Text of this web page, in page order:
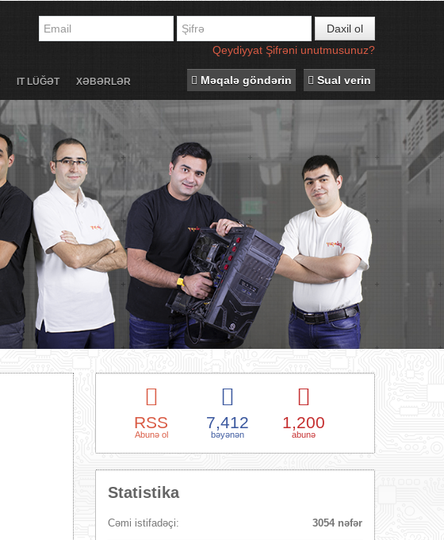
Daxil ol
Qeydiyyat Şifrəni unutmusunuz?
IT LÜĞƏT XƏBƏRLƏR Məqalə göndərin Sual verin
RSS
Abunə ol
7,412
bəyənən
1,200
abunə
Statistika
Cəmi istifadəçi: 3054 nəfər